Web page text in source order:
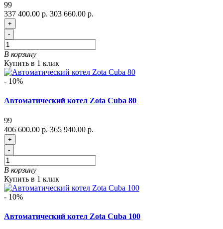
99
337 400.00 р. 303 660.00 р.
+
-
В корзину
Купить в 1 клик
- 10%
Автоматический котел Zota Cuba 80
99
406 600.00 р. 365 940.00 р.
+
-
В корзину
Купить в 1 клик
- 10%
Автоматический котел Zota Cuba 100